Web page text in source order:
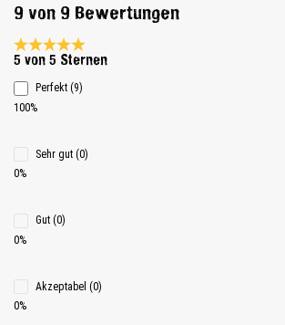
9 von 9 Bewertungen
Durchschnittliche Bewertung 5 von 5 Sternen
5 von 5 Sternen
Perfekt (9)
100%
Sehr gut (0)
0%
Gut (0)
0%
Akzeptabel (0)
0%